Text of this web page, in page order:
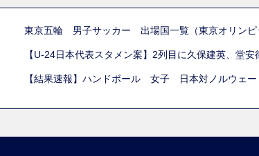
東京五輪 男子サッカー 出場国一覧（東京オリンピ
【U-24日本代表スタメン案】2列目に久保建英、堂
【結果速報】ハンドボール 女子 日本対ノルウェ